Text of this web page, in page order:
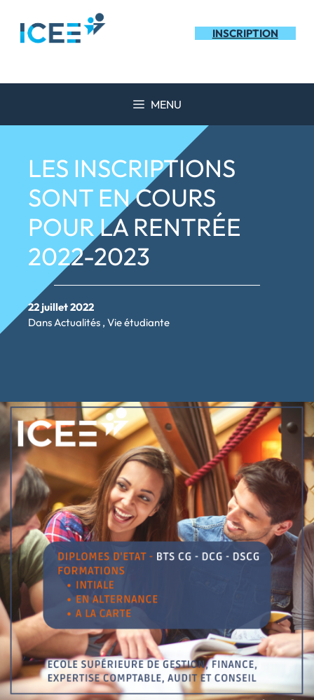
contenu
INSCRIPTION
MENU
LES INSCRIPTIONS
SONT EN COURS
POUR LA RENTRÉE
2022-2023
22 juillet 2022
Dans Actualités , Vie étudiante